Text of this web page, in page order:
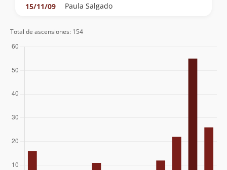
15/11/09 Paula Salgado
Hector Millar
Total de ascensiones: 154